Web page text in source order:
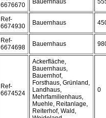
6676670
Bauernhaus
Ref-
6674930
Bauernhaus
Ref-
6674698
Bauernhaus
Ref-
6674524
Ackerfläche,
Bauernhaus,
Bauernhof,
Forsthaus, Grünland,
Landhaus,
Mehrfamilienhaus,
Muehle, Reitanlage,
Reiterhof, Wald,
0